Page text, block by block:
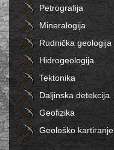
Petrografija
Mineralogija
Rudnička geologija
Hidrogeologija
Tektonika
Daljinska detekcija
Geofizika
Geološko kartiranje